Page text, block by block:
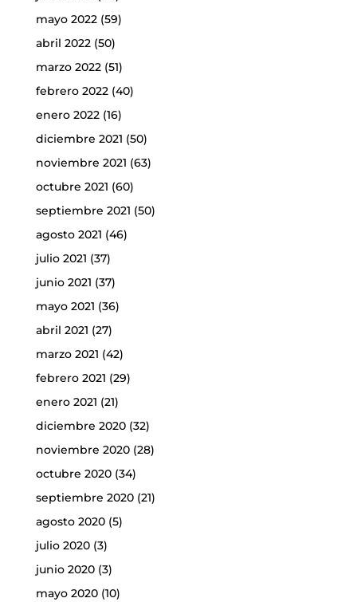
mayo 2022(59)
abril 2022(50)
marzo 2022(51)
febrero 2022(40)
enero 2022(16)
diciembre 2021 (50)
noviembre 2021 (63)
octubre 2021 (60)
septiembre 2021 (50)
agosto 2021 (46)
julio 2021 (37)
junio 2021 (37)
mayo 2021 (36)
abril 2021 (27)
marzo 2021 (42)
febrero 2021 (29)
enero 2021 (21)
diciembre 2020(32)
noviembre 2020(28)
octubre 2020(34)
septiembre 2020(21)
agosto 2020(5)
julio 2020(3)
junio 2020(3)
mayo 2020(10)